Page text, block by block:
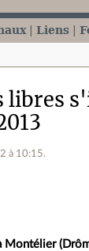
Liens
libres
à 10:15.
Montélier